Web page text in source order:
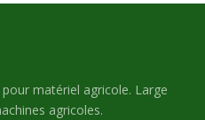
matériel agricole. Large
agricoles.